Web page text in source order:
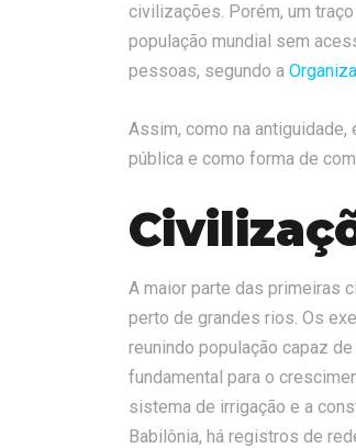
civilizações. Porém, um
população mundial sem
pessoas, segundo a
Assim, como na
pública e como forma de
A maior parte das primeiras
perto de grandes rios. Os
reunindo população capaz
fundamental para o
sistema de irrigação e a
Babilônia, há registros de